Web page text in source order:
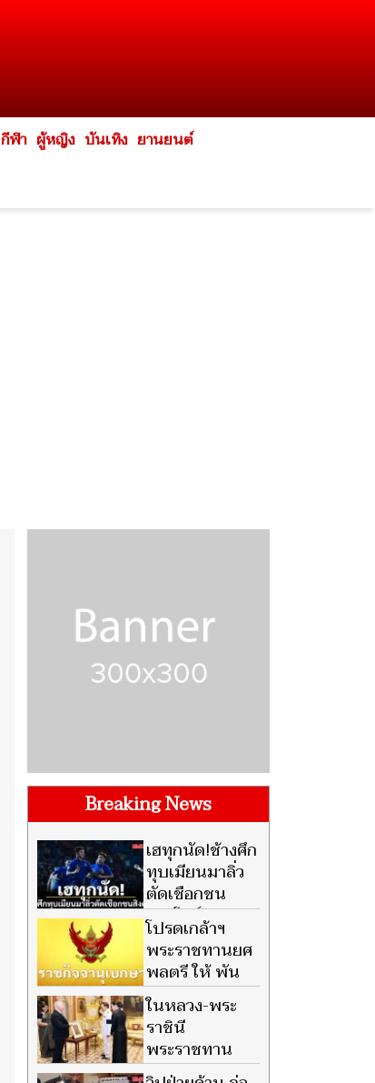
กีฬา ผู้หญิง บันเทิง ยานยนต์
Breaking News
เฮทุกนัด!ช้างศึก
ทุบเมียนมาลิ่ว
ตัดเชือกชน
สิงคโปร์
โปรดเกล้าฯ
พระราชทานยศ
พลตรี ให้ พัน
เอก สุภัทร ชูติ
นันทน์ ในหลวง-พระ
ราชินี
พระราชทาน
พระบรมราช